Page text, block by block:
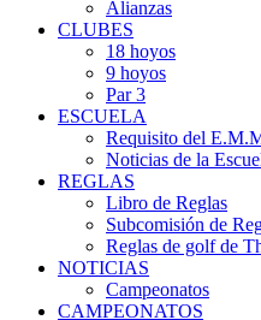
Alianzas
CLUBES
18 hoyos
9 hoyos
Par 3
ESCUELA
Requisito del
Noticias de la
REGLAS
Libro de Reglas
Subcomisión de
Reglas de golf de
NOTICIAS
Campeonatos
CAMPEONATOS